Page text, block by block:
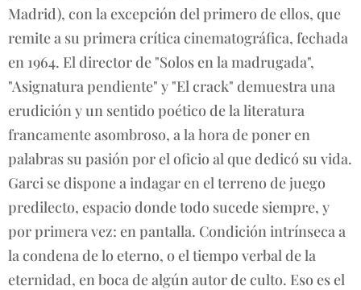
Madrid), con la excepción del primero de ellos, que
remite a su primera crítica cinematográfica, fechada
en 1964. El director de "Solos en la madrugada",
"Asignatura pendiente" y "El crack" demuestra una
erudición y un sentido poético de la literatura
francamente asombroso, a la hora de poner en
palabras su pasión por el oficio al que dedicó su vida.
Garci se dispone a indagar en el terreno de juego
predilecto, espacio donde todo sucede siempre, y
por primera vez: en pantalla. Condición intrínseca a
la condena de lo eterno, o el tiempo verbal de la
eternidad, en boca de algún autor de culto. Eso es el